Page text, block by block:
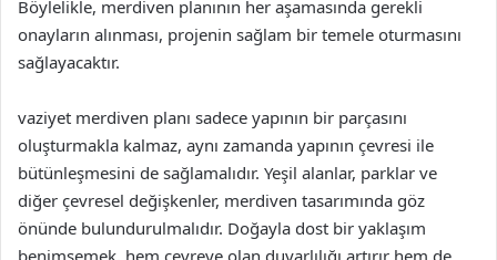
Böylelikle, merdiven planının her aşamasında gerekli
onayların alınması, projenin sağlam bir temele oturmasını
sağlayacaktır.
vaziyet merdiven planı sadece yapının bir parçasını
oluşturmakla kalmaz, aynı zamanda yapının çevresi ile
bütünleşmesini de sağlamalıdır. Yeşil alanlar, parklar ve
diğer çevresel değişkenler, merdiven tasarımında göz
önünde bulundurulmalıdır. Doğayla dost bir yaklaşım
benimsemek, hem çevreye olan duyarlılığı artırır hem de